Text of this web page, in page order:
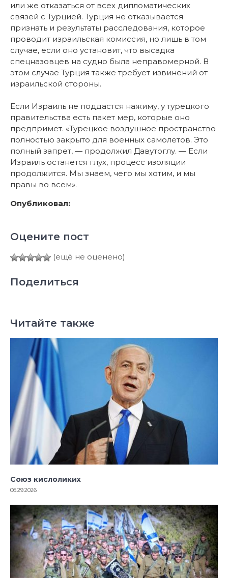
или же отказаться от всех дипломатических
связей с Турцией. Турция не отказывается
признать и результаты расследования, которое
проводит израильская комиссия, но лишь в том
случае, если оно установит, что высадка
спецназовцев на судно была неправомерной. В
этом случае Турция также требует извинений от
израильской стороны.
Если Израиль не поддастся нажиму, у турецкого
правительства есть пакет мер, которые оно
предпримет. «Турецкое воздушное пространство
полностью закрыто для военных самолетов. Это
полный запрет, — продолжил Давутоглу. — Если
Израиль останется глух, процесс изоляции
продолжится. Мы знаем, чего мы хотим, и мы
правы во всем».
Опубликовал:
Оцените пост
(ещё не оценено)
Поделиться
Читайте также
Союз кислоликих
06.29.2026